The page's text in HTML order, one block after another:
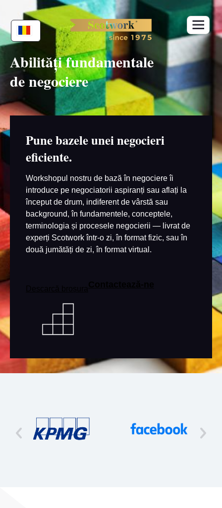
content
Abilități fundamentale
de negociere
Pune bazele unei negocieri
eficiente.
Workshopul nostru de bază în negociere îi
introduce pe negociatorii aspiranți sau aflați la
început de drum, indiferent de vârstă sau
background, în fundamentele, conceptele,
terminologia și procesele negocierii — livrat de
experți Scotwork într-o zi, în format fizic, sau în
două jumătăți de zi, în format virtual.